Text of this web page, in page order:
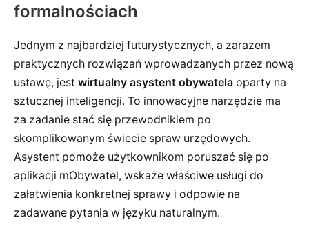
formalnościach
Jednym z najbardziej futurystycznych, a zarazem
praktycznych rozwiązań wprowadzanych przez nową
ustawę, jest wirtualny asystent obywatela oparty na
sztucznej inteligencji. To innowacyjne narzędzie ma
za zadanie stać się przewodnikiem po
skomplikowanym świecie spraw urzędowych.
Asystent pomoże użytkownikom poruszać się po
aplikacji mObywatel, wskaże właściwe usługi do
załatwienia konkretnej sprawy i odpowie na
zadawane pytania w języku naturalnym.